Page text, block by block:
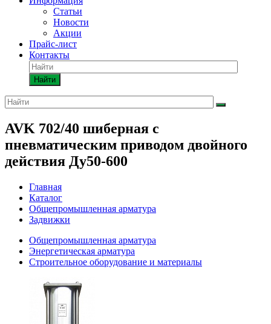
Статьи
Новости
Акции
Прайс-лист
Контакты
Найти
AVK 702/40 шиберная с
пневматическим приводом двойного
действия Ду50-600
Главная
Каталог
Общепромышленная арматура
Задвижки
Общепромышленная арматура
Энергетическая арматура
Строительное оборудование и материалы